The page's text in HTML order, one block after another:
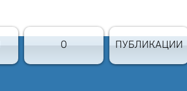
О ПУБЛИКАЦИИ